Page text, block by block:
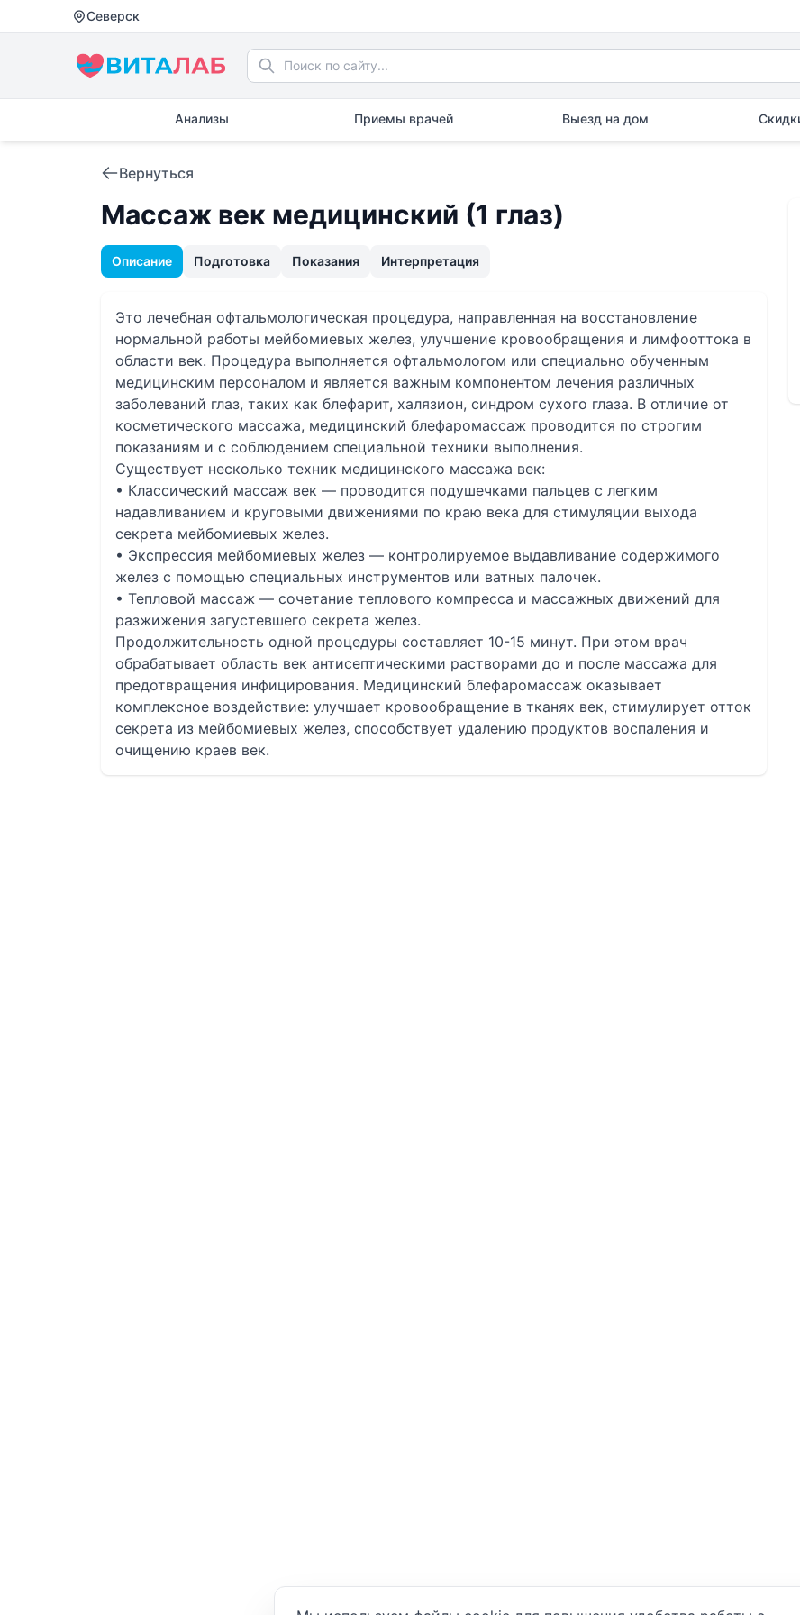
Северск
Анализы Приемы врачей Выезд на дом
Вернуться
Массаж век медицинский (1 глаз)
Описание Подготовка Показания Интерпретация
Это лечебная офтальмологическая процедура, направленная на восстановление
нормальной работы мейбомиевых желез, улучшение кровообращения и лимфооттока в
области век. Процедура выполняется офтальмологом или специально обученным
медицинским персоналом и является важным компонентом лечения различных
заболеваний глаз, таких как блефарит, халязион, синдром сухого глаза. В отличие от
косметического массажа, медицинский блефаромассаж проводится по строгим
показаниям и с соблюдением специальной техники выполнения.
Существует несколько техник медицинского массажа век:
• Классический массаж век — проводится подушечками пальцев с легким
надавливанием и круговыми движениями по краю века для стимуляции выхода
секрета мейбомиевых желез.
• Экспрессия мейбомиевых желез — контролируемое выдавливание содержимого
желез с помощью специальных инструментов или ватных палочек.
• Тепловой массаж — сочетание теплового компресса и массажных движений для
разжижения загустевшего секрета желез.
Продолжительность одной процедуры составляет 10-15 минут. При этом врач
обрабатывает область век антисептическими растворами до и после массажа для
предотвращения инфицирования. Медицинский блефаромассаж оказывает
комплексное воздействие: улучшает кровообращение в тканях век, стимулирует отток
секрета из мейбомиевых желез, способствует удалению продуктов воспаления и
очищению краев век.